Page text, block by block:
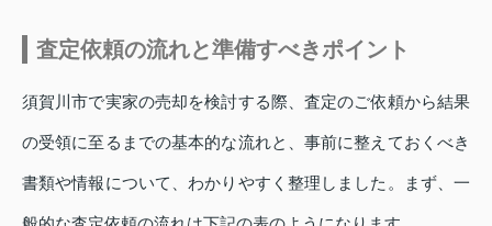
査定依頼の流れと準備すべきポイント
須賀川市で実家の売却を検討する際、査定のご依頼から結果
の受領に至るまでの基本的な流れと、事前に整えておくべき
書類や情報について、わかりやすく整理しました。まず、一